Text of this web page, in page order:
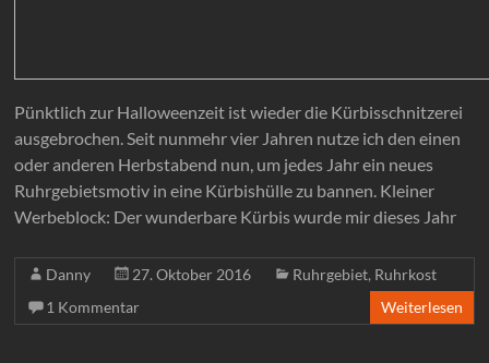
Pünktlich zur Halloweenzeit ist wieder die Kürbisschnitzerei
ausgebrochen. Seit nunmehr vier Jahren nutze ich den einen
oder anderen Herbstabend nun, um jedes Jahr ein neues
Ruhrgebietsmotiv in eine Kürbishülle zu bannen. Kleiner
Werbeblock: Der wunderbare Kürbis wurde mir dieses Jahr
Danny 27. Oktober 2016 Ruhrgebiet, Ruhrkost
1 Kommentar
Weiterlesen